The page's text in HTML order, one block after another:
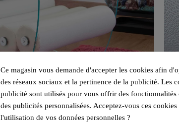
Ce magasin vous demande d'accepter les cookies afin
des réseaux sociaux et la pertinence de la publicité. Les
publicité sont utilisés pour vous offrir des fonctionnalités
des publicités personnalisées. Acceptez-vous ces
l'utilisation de vos données personnelles ?